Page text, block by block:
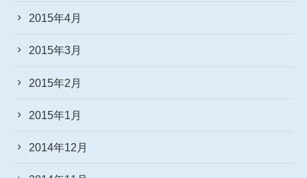
2015年4月
2015年3月
2015年2月
2015年1月
2014年12月